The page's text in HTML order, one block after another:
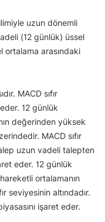
uzun dönemli
(12 günlük) üssel
ortalama arasındaki
MACD sıfır
12 günlük
değerinden yüksek
MACD sıfır
uzun vadeli talepten
eder. 12 günlük
ortalamanın
seviyesinin altındadır.
işaret eder.